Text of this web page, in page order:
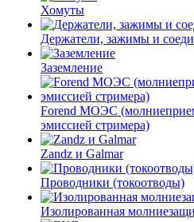
Хомуты
Держатели, зажимы и
Заземление
Forend МОЭС
эмиссией стримера)
Zandz и Galmar
Проводники (токоотводы)
Изолированная